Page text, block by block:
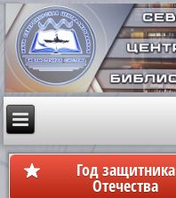
Год защитника
Отечества